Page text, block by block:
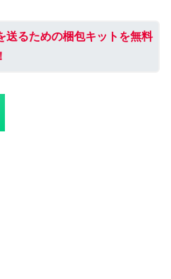
送るための梱包キットを無料